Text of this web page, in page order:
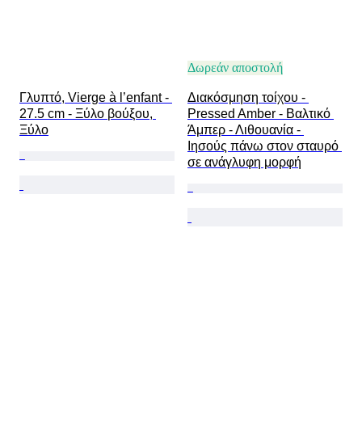
Γλυπτό, Vierge à l’enfant -
27.5 cm - Ξύλο βούξου,
Ξύλο
Δωρεάν αποστολή
Διακόσμηση τοίχου -
Pressed Amber - Βαλτικό
Άμπερ - Λιθουανία -
Ιησούς πάνω στον σταυρό
σε ανάγλυφη μορφή